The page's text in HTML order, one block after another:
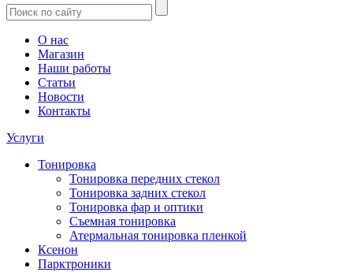
О нас
Магазин
Наши работы
Статьи
Новости
Контакты
Услуги
Тонировка
Тонировка передних стекол
Тонировка задних стекол
Тонировка фар и оптики
Съемная тонировка
Атермальная тонировка пленкой
Ксенон
Парктроники